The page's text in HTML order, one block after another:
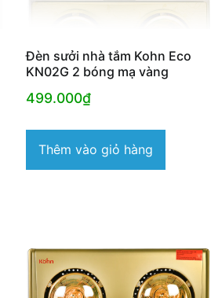
Đèn sưởi nhà tắm Kohn Eco
KN02G 2 bóng mạ vàng
499.000₫
Thêm vào giỏ hàng